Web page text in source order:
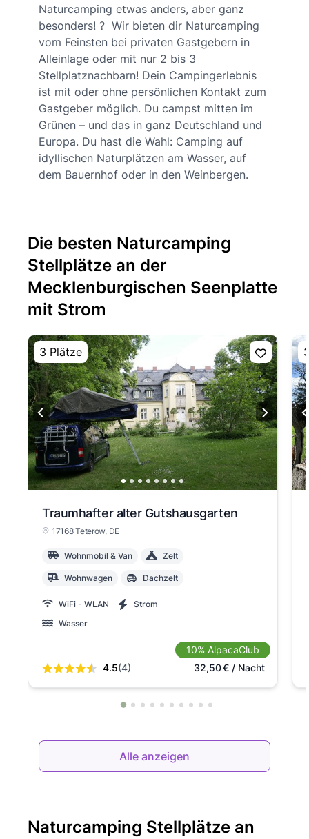
Naturcamping etwas anders, aber ganz
besonders! ? Wir bieten dir Naturcamping
vom Feinsten bei privaten Gastgebern in
Alleinlage oder mit nur 2 bis 3
Stellplatznachbarn! Dein Campingerlebnis
ist mit oder ohne persönlichen Kontakt zum
Gastgeber möglich. Du campst mitten im
Grünen – und das in ganz Deutschland und
Europa. Du hast die Wahl: Camping auf
idyllischen Naturplätzen am Wasser, auf
dem Bauernhof oder in den Weinbergen.
Die besten Naturcamping
Stellplätze an der
Mecklenburgischen Seenplatte
mit Strom
3 Plätze
Traumhafter alter Gutshausgarten
17168 Teterow, DE
Wohnmobil & Van Zelt
Wohnwagen Dachzelt
WiFi - WLAN
Strom
Wasser
4.5(4)
10% AlpacaClub
32,50€/ Nacht
Alle anzeigen
Naturcamping Stellplätze an